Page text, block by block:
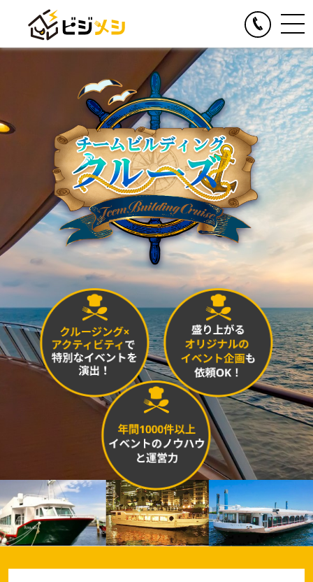
リアルイベント
TOGGLE
人気の提供サービス
オール社員感謝祭
懇親会・社内パーティープロデュース
格付けバトル
クイズ&ビンゴ大会
ゴチバトル
キングオブラスベガス
チームビルディングBBQ
チームビルディングクルーズ
オンラインイベント
TOGGLE
人気の提供サービス
オンライン格付けバトル
オンラインクイズ&ビンゴ大会
オンラインゴチバトル
オンライン社内イベントプロデュース
お食事の手配
TOGGLE
人気の提供サービス
ビジメシケータリング
ビジメシオードブル
ビジメシランチボックス
オンラインフードデリバリー
季節のイベント企画
TOGGLE
人気の提供サービス
春のイベント企画
夏のイベント企画
秋のイベント企画
ファミリーイベント企画
周年イベント企画
社員交流イベント企画
企業パーティプロデュース
導入事例
よくある質問
会社概要
まずは内容を見たい
資料をダウンロードする
一度話を聞いてみたい
無料で相談する
閉じる